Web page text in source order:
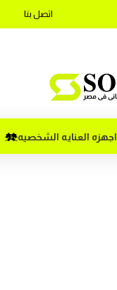
اتصل بنا
اجهزه العنايه الشخصيه